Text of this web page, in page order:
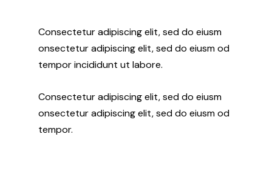
Consectetur adipiscing elit, sed do eiusm
onsectetur adipiscing elit, sed do eiusm od
tempor incididunt ut labore.
Consectetur adipiscing elit, sed do eiusm
onsectetur adipiscing elit, sed do eiusm od
tempor.